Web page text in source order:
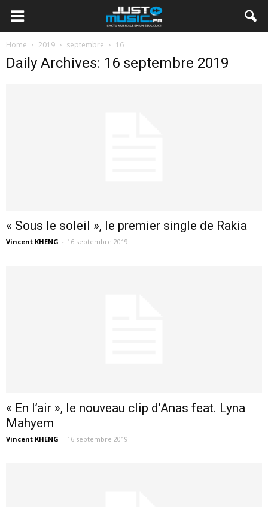
Home 2019 septembre 16
Daily Archives: 16 septembre 2019
« Sous le soleil », le premier single de Rakia
Vincent KHENG - 16 septembre 2019
« En l’air », le nouveau clip d’Anas feat. Lyna
Mahyem
Vincent KHENG - 16 septembre 2019